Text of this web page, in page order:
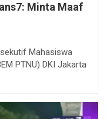
Minta Maaf
Mahasiswa
PTNU) DKI Jakarta